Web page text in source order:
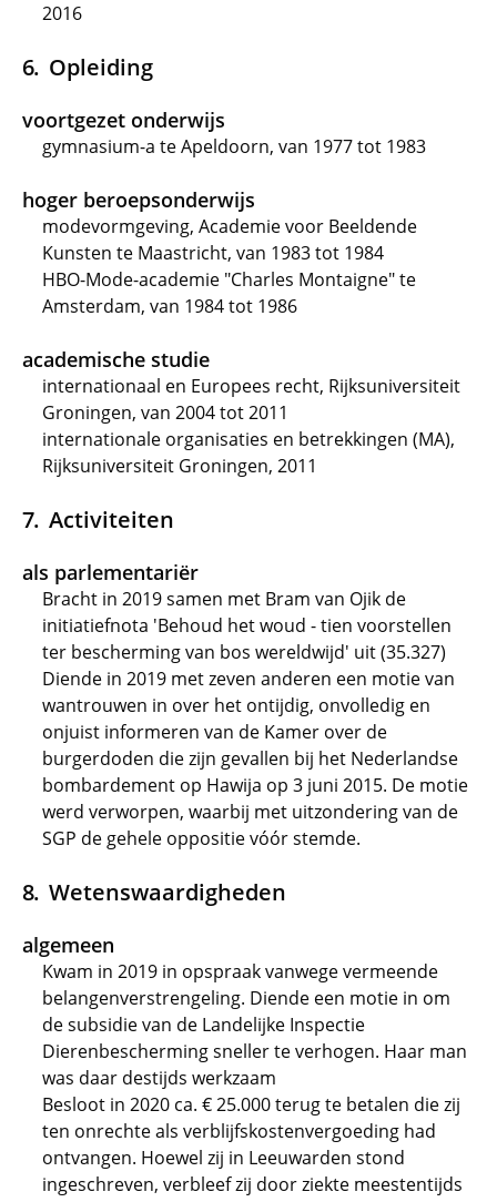
2016
Opleiding
voortgezet onderwijs
gymnasium-a te Apeldoorn, van 1977 tot 1983
hoger beroepsonderwijs
modevormgeving, Academie voor Beeldende
Kunsten te Maastricht, van 1983 tot 1984
HBO-Mode-academie "Charles Montaigne" te
Amsterdam, van 1984 tot 1986
academische studie
internationaal en Europees recht, Rijksuniversiteit
Groningen, van 2004 tot 2011
internationale organisaties en betrekkingen (MA),
Rijksuniversiteit Groningen, 2011
Activiteiten
als parlementariër
Bracht in 2019 samen met Bram van Ojik de
initiatiefnota 'Behoud het woud - tien voorstellen
ter bescherming van bos wereldwijd' uit (35.327)
Diende in 2019 met zeven anderen een motie van
wantrouwen in over het ontijdig, onvolledig en
onjuist informeren van de Kamer over de
burgerdoden die zijn gevallen bij het Nederlandse
bombardement op Hawija op 3 juni 2015. De motie
werd verworpen, waarbij met uitzondering van de
SGP de gehele oppositie vóór stemde.
Wetenswaardigheden
algemeen
Kwam in 2019 in opspraak vanwege vermeende
belangenverstrengeling. Diende een motie in om
de subsidie van de Landelijke Inspectie
Dierenbescherming sneller te verhogen. Haar man
was daar destijds werkzaam
Besloot in 2020 ca. € 25.000 terug te betalen die zij
ten onrechte als verblijfskostenvergoeding had
ontvangen. Hoewel zij in Leeuwarden stond
ingeschreven, verbleef zij door ziekte meestentijds